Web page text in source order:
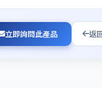
立即詢問此產品 返